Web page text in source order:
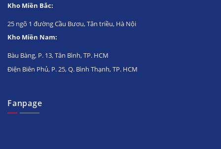
Kho Miền Bắc:
25 ngõ 1 đường Cầu Bươu, Tân triều, Hà Nội
Kho Miền Nam:
Bàu Bàng, P. 13, Tân Bình, TP. HCM
Điện Biên Phủ, P. 25, Q. Bình Thạnh, TP. HCM
Fanpage